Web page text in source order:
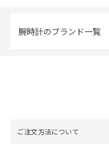
腕時計のブランド一覧
ご注文方法について